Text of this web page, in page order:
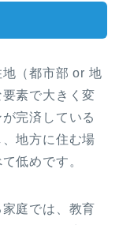
（都市部 or 地
素で大きく変
完済している
地方に住む場
低めです。
庭では、教育